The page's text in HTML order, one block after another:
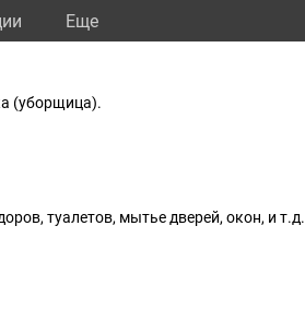
Eще
(уборщица).
туалетов, мытье дверей, окон, и т.д.